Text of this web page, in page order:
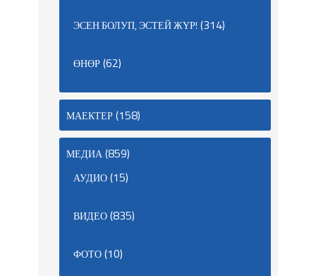
ЭСЕН БОЛУП, ЭСТЕЙ ЖҮР! (314)
ӨНӨР(62)
МАЕКТЕР(158)
МЕДИА(859)
АУДИО(15)
ВИДЕО(835)
ФОТО(10)